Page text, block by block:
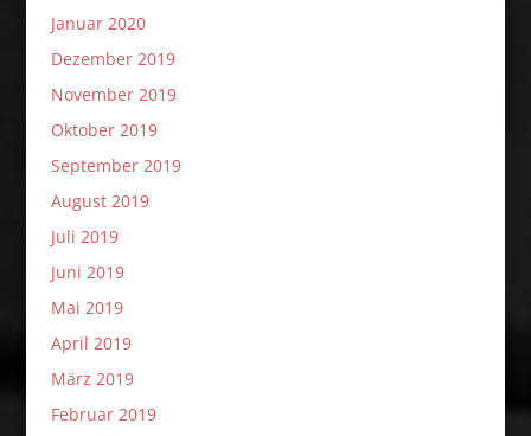
Januar 2020
Dezember 2019
November 2019
Oktober 2019
September 2019
August 2019
Juli 2019
Juni 2019
Mai 2019
April 2019
März 2019
Februar 2019